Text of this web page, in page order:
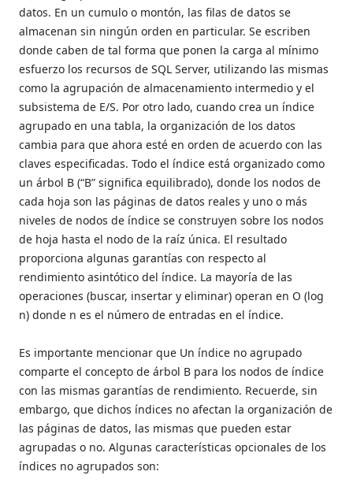
datos. En un cumulo o montón, las filas de datos se
almacenan sin ningún orden en particular. Se escriben
donde caben de tal forma que ponen la carga al mínimo
esfuerzo los recursos de SQL Server, utilizando las mismas
como la agrupación de almacenamiento intermedio y el
subsistema de E/S. Por otro lado, cuando crea un índice
agrupado en una tabla, la organización de los datos
cambia para que ahora esté en orden de acuerdo con las
claves especificadas. Todo el índice está organizado como
un árbol B (“B” significa equilibrado), donde los nodos de
cada hoja son las páginas de datos reales y uno o más
niveles de nodos de índice se construyen sobre los nodos
de hoja hasta el nodo de la raíz única. El resultado
proporciona algunas garantías con respecto al
rendimiento asintótico del índice. La mayoría de las
operaciones (buscar, insertar y eliminar) operan en O (log
n) donde n es el número de entradas en el índice.
Es importante mencionar que Un índice no agrupado
comparte el concepto de árbol B para los nodos de índice
con las mismas garantías de rendimiento. Recuerde, sin
embargo, que dichos índices no afectan la organización de
las páginas de datos, las mismas que pueden estar
agrupadas o no. Algunas características opcionales de los
índices no agrupados son: